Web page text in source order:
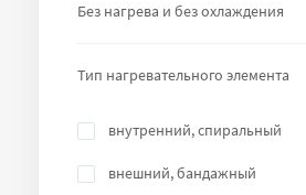
Без нагрева и без охлаждения
Тип нагревательного элемента
внутренний, спиральный
внешний, бандажный